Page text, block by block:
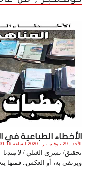
الأخطاء الطباعية في
الأحد , 29 نـوفـمـبـر , 2020 الساعة 6:31:16 PM
تحقيق/ بشرى الغيلي / لا
ويرتقي به، أو العكس.. فمنها